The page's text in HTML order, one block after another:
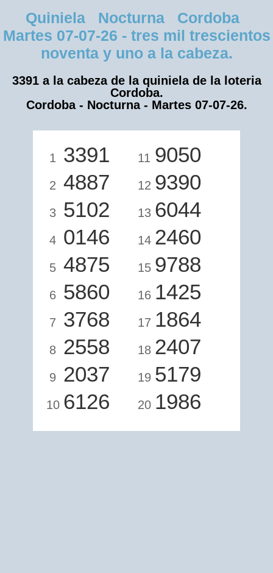
Quiniela Nocturna Cordoba
Martes 07-07-26 - tres mil trescientos
noventa y uno a la cabeza.
3391 a la cabeza de la quiniela de la loteria
Cordoba.
Cordoba - Nocturna - Martes 07-07-26.
1 3391
2 4887
3 5102
4 0146
5 4875
6 5860
7 3768
8 2558
9 2037
10 6126
11 9050
12 9390
13 6044
14 2460
15 9788
16 1425
17 1864
18 2407
19 5179
20 1986